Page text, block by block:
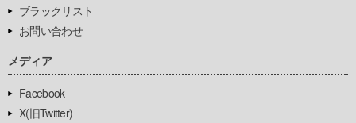
ブラックリスト
お問い合わせ
メディア
Facebook
X(旧Twitter)